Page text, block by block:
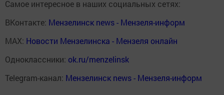
Самое интересное в наших социальных сетях:
ВКонтакте: Мензелинск news - Мензеля-информ
MAX: Новости Мензелинска - Мензеля онлайн
Одноклассники: ok.ru/menzelinsk
Telegram-канал: Мензелинск news - Мензеля-информ